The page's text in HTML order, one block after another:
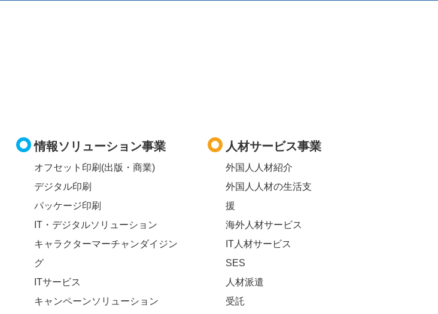
情報ソリューション事業
オフセット印刷(出版・商業)
デジタル印刷
パッケージ印刷
IT・デジタルソリューション
キャラクターマーチャンダイジン
グ
ITサービス
キャンペーンソリューション
人材サービス事業
外国人人材紹介
外国人人材の生活支
援
海外人材サービス
IT人材サービス
SES
人材派遣
受託